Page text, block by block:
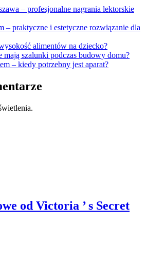
– profesjonalne nagrania lektorskie
– praktyczne i estetyczne rozwiązanie dla
alimentów na dziecko?
mają szalunki podczas budowy domu?
– kiedy potrzebny jest aparat?
od Victoria ’ s Secret